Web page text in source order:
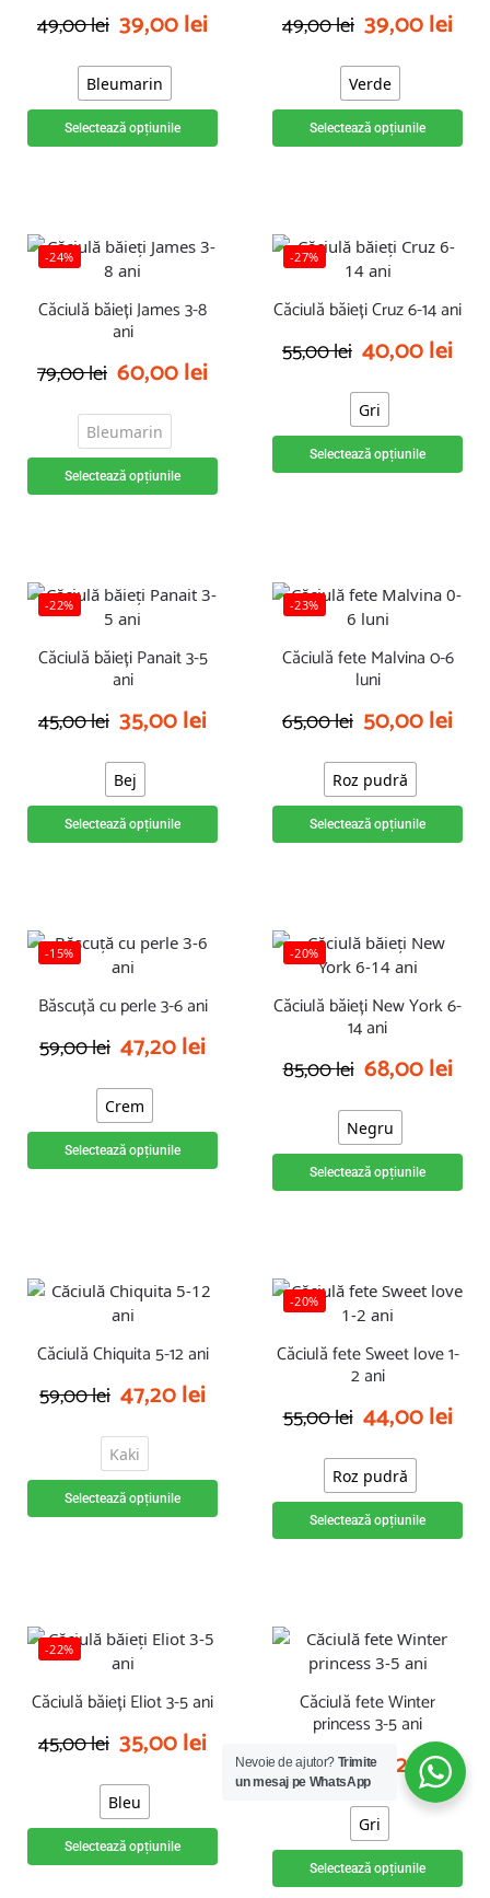
49,00lei 39,00lei
Bleumarin
Selectează opțiunile
49,00lei 39,00lei
Verde
Selectează opțiunile
-24%
Căciulă băieți James 3-8
ani
79,00lei 60,00lei
Bleumarin
Selectează opțiunile
-27%
Căciulă băieți Cruz 6-14 ani
55,00lei 40,00lei
Gri
Selectează opțiunile
-22%
Căciulă băieți Panait 3-5
ani
45,00lei 35,00lei
Bej
Selectează opțiunile
-23%
Căciulă fete Malvina 0-6
luni
65,00lei 50,00lei
Roz pudră
Selectează opțiunile
-15%
Băscuță cu perle 3-6 ani
59,00lei 47,20lei
Crem
Selectează opțiunile
-20%
Căciulă băieți New York 6-
14 ani
85,00lei 68,00lei
Negru
Selectează opțiunile
Căciulă Chiquita 5-12 ani
59,00lei 47,20lei
Kaki
Selectează opțiunile
-20%
Căciulă fete Sweet love 1-
2 ani
55,00lei 44,00lei
Roz pudră
Selectează opțiunile
-22%
Căciulă băieți Eliot 3-5 ani
45,00lei 35,00lei
Bleu
Selectează opțiunile
Căciulă fete Winter
princess 3-5 ani
69,00lei 55,20lei
Gri
Selectează opțiunile
Nevoie de ajutor? Trimite
un mesaj pe WhatsApp